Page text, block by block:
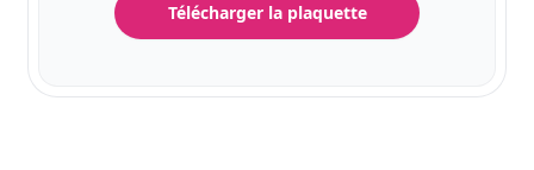
Télécharger la plaquette